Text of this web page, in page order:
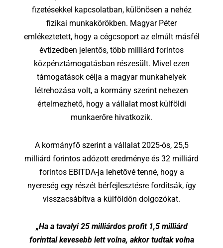
fizetésekkel kapcsolatban, különösen a nehéz
fizikai munkakörökben. Magyar Péter
emlékeztetett, hogy a cégcsoport az elmúlt másfél
évtizedben jelentős, több milliárd forintos
közpénztámogatásban részesült. Mivel ezen
támogatások célja a magyar munkahelyek
létrehozása volt, a kormány szerint nehezen
értelmezhető, hogy a vállalat most külföldi
munkaerőre hivatkozik.
A kormányfő szerint a vállalat 2025-ös, 25,5
milliárd forintos adózott eredménye és 32 milliárd
forintos EBITDA-ja lehetővé tenné, hogy a
nyereség egy részét bérfejlesztésre fordítsák, így
visszacsábítva a külföldön dolgozókat.
„Ha a tavalyi 25 milliárdos profit 1,5 milliárd
forinttal kevesebb lett volna, akkor tudtak volna